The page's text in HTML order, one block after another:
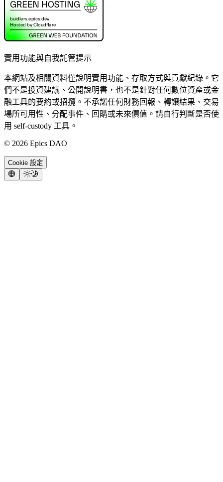
實用功能與自我託管提示
本網站及相關資料僅說明實用功能、存取方式與貢獻紀錄。它
們不是投資建議、公開說明書，也不是針對任何數位資產或金
融工具的要約或招攬。不承諾任何財務回報、轉讓結果、交易
場所可用性、分配事件、回購或未來價值。請自行判斷是否使
用 self-custody 工具。
© 2026 Epics DAO
Cookie 設定